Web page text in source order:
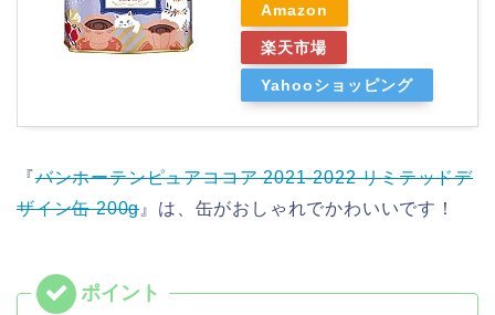
Amazon
楽天市場
Yahooショッピング
『バンホーテンピュアココア 2021-2022 リミテッドデ
ザイン缶 200g』は、缶がおしゃれでかわいいです！